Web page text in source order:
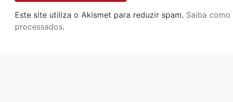
Este site utiliza o Akismet para reduzir spam. Saiba
processados.